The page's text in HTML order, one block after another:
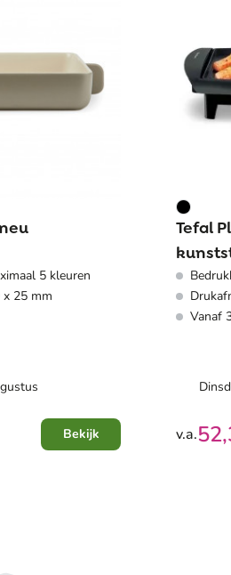
5 kleuren
25 mm
Bekijk
Tefal
Vanaf
v.a.